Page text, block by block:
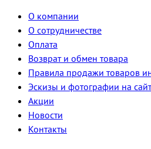
О компании
О сотрудничестве
Оплата
Возврат и обмен товара
Правила продажи товаров
Эскизы и фотографии на
Акции
Новости
Контакты